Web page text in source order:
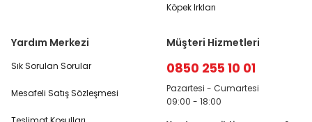
Köpek Irkları
Yardım Merkezi
Sık Sorulan Sorular
Mesafeli Satış Sözleşmesi
Müşteri Hizmetleri
0850 255 10 01
Pazartesi - Cumartesi
09:00 - 18:00